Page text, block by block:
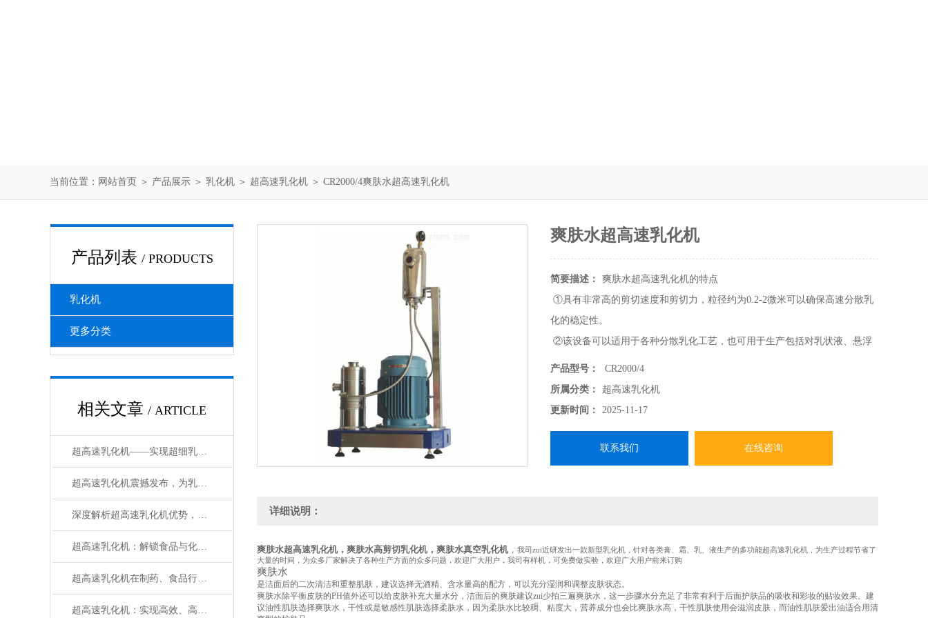
当前位置： 网站首页 ＞ 产品展示 ＞ 乳化机 ＞ 超高速乳化机 ＞ CR2000/4爽肤水超高速乳化机
产品列表 / PRODUCTS
乳化机
更多分类
相关文章 / ARTICLE
超高速乳化机——实现超细乳化，提升产品品质的关键设备
超高速乳化机震撼发布，为乳化工艺注入强劲动力！
深度解析超高速乳化机优势，助力企业迈向乳化新高度！
超高速乳化机：解锁食品与化妆品行业的创新仪器
超高速乳化机在制药、食品行业的应用：提升产品质量与效率
超高速乳化机：实现高效、高质量的乳化过程
爽肤水超高速乳化机
简要描述：
爽肤水超高速乳化机的特点
①具有非常高的剪切速度和剪切力，粒径约为0.2-2微米可以确保高速分散乳
化的稳定性。
②该设备可以适用于各种分散乳化工艺，也可用于生产包括对乳状液、悬浮
液和胶体的均质混合。
③三级乳化机由定、转子系统所产生的剪切力使得溶质转移速度增加，从而
使单一分子和宏观分子媒介的分解加速。
产品型号：
CR2000/4
所属分类：
超高速乳化机
更新时间：
2025-11-17
联系我们 在线咨询
详细说明：
爽肤水超高速乳化机，爽肤水高剪切乳化机，爽肤水真空乳化机， 我司zui近研发出一款新型乳化机，针对各类膏、霜、乳、液生产的多功能超高速乳化机，为生产过程节省了
大量的时间，为众多厂家解决了各种生产方面的众多问题，欢迎广大用户，我司有样机，可免费做实验，欢迎广大用户前来订购
爽肤水
是洁面后的二次清洁和重整肌肤，建议选择无酒精、含水量高的配方，可以充分湿润和调整皮肤状态。
爽肤水除平衡皮肤的PH值外还可以给皮肤补充大量水分，洁面后的爽肤建议zui少拍三遍爽肤水，这一步骤水分充足了非常有利于后面护肤品的吸收和彩妆的贴妆效果。建
议油性肌肤选择爽肤水，干性或是敏感性肌肤选择柔肤水，因为柔肤水比较稠、粘度大，营养成分也会比爽肤水高，干性肌肤使用会滋润皮肤，而油性肌肤爱出油适合用清